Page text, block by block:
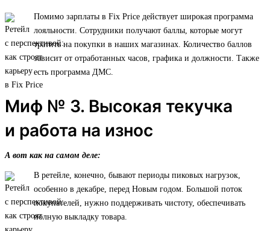
Помимо зарплаты в Fix Price действует широкая программа
лояльности. Сотрудники получают баллы, которые могут
тратить на покупки в наших магазинах. Количество баллов
зависит от отработанных часов, графика и должности. Также
есть программа ДМС.
Миф № 3. Высокая текучка
и работа на износ
А вот как на самом деле:
В ретейле, конечно, бывают периоды пиковых нагрузок,
особенно в декабре, перед Новым годом. Большой поток
покупателей, нужно поддерживать чистоту, обеспечивать
полную выкладку товара.